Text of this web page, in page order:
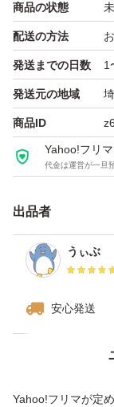
商品の状態
配送の方法
発送までの日数 1
発送元の地域
商品ID
Yahoo!フリ
代金は運営が一旦
出品者
うぃぶ
安心発送
Yahoo!フリマが定
価格の